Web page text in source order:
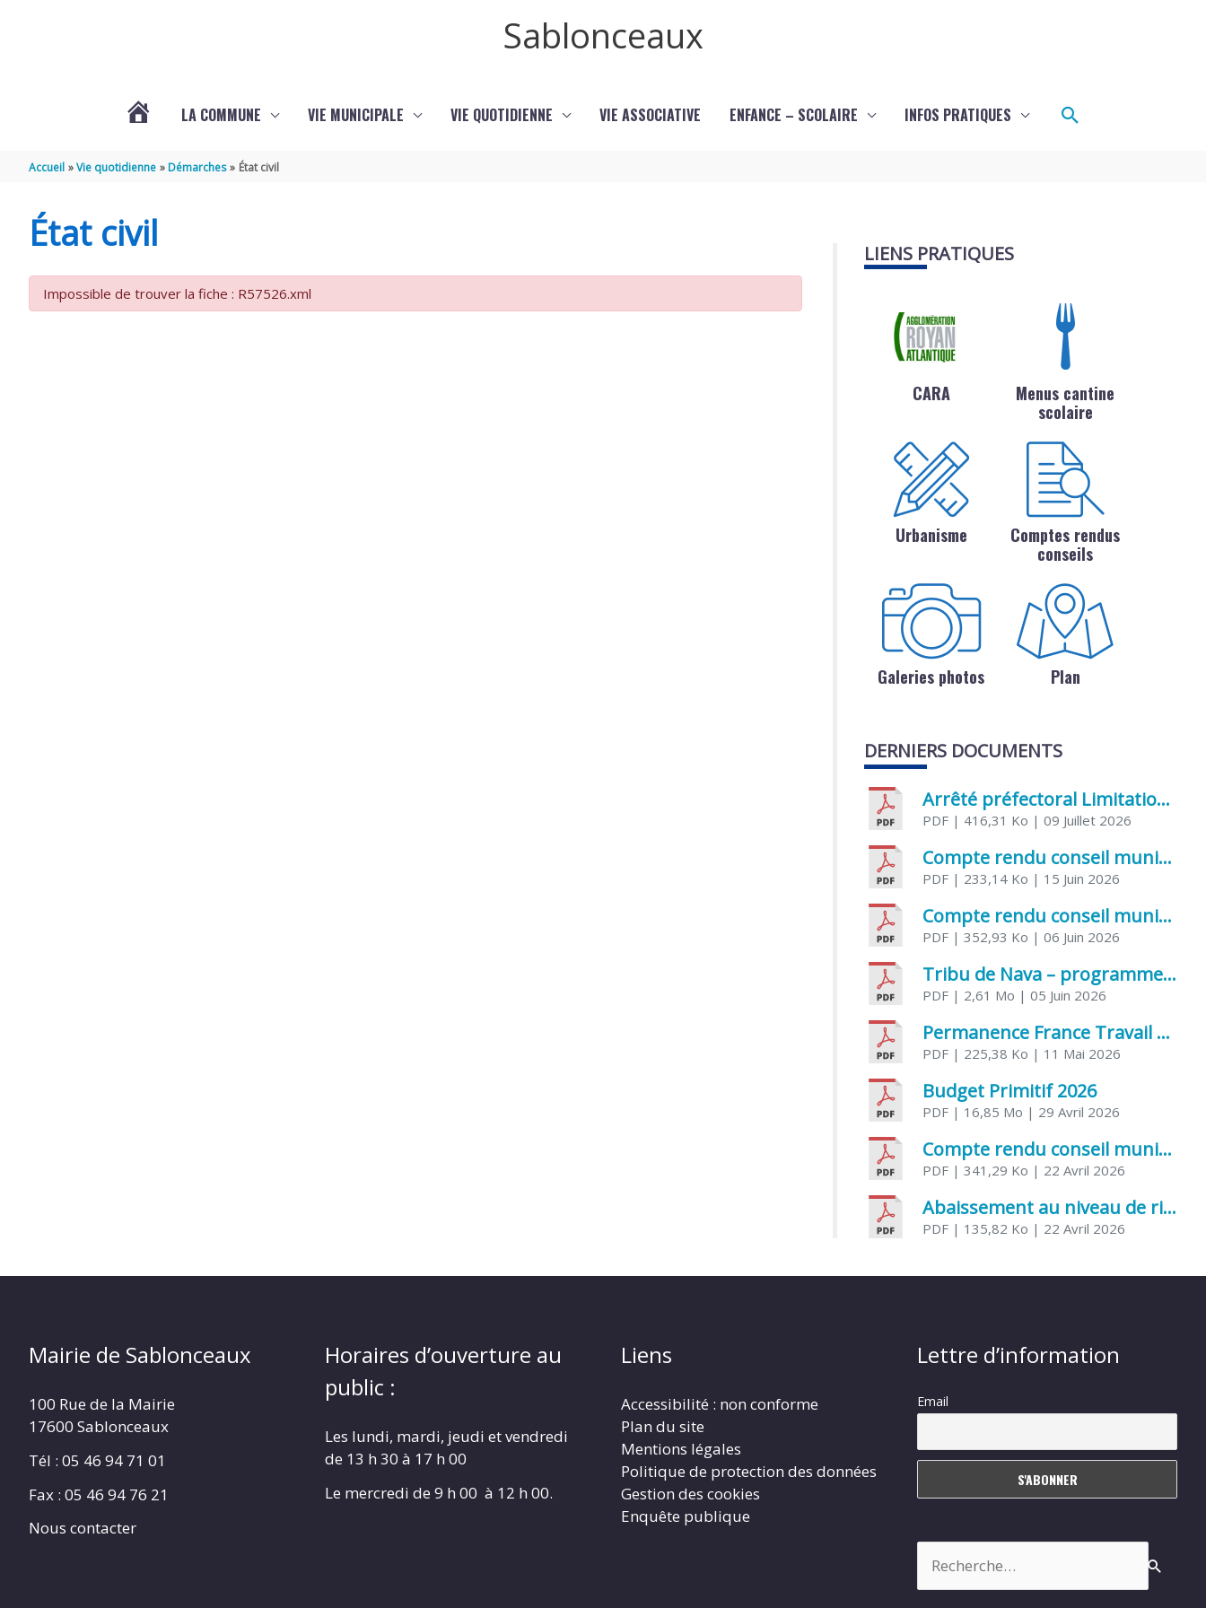
Sablonceaux
LA COMMUNE VIE MUNICIPALE VIE QUOTIDIENNE VIE ASSOCIATIVE ENFANCE – SCOLAIRE INFOS PRATIQUES Rechercher
Accueil Vie quotidienne Démarches État civil
État civil
Impossible de trouver la fiche : R57526.xml
LIENS PRATIQUES
CARA
Menus cantine
scolaire
Urbanisme
Comptes rendus
conseils
Galeries photos Plan
DERNIERS DOCUMENTS
Arrêté préfectoral Limitation provisoire des usages de l’eau
PDF | 416,31 Ko | 09 Juillet 2026
Compte rendu conseil municipal 5 juin 2026 sénatoriale
PDF | 233,14 Ko | 15 Juin 2026
Compte rendu conseil municipal – 21 avril 2026
PDF | 352,93 Ko | 06 Juin 2026
Tribu de Nava – programme et inscriptions été 2026
PDF | 2,61 Mo | 05 Juin 2026
Permanence France Travail au CCAS de Saujon Juin 2026
PDF | 225,38 Ko | 11 Mai 2026
Budget Primitif 2026
PDF | 16,85 Mo | 29 Avril 2026
Compte rendu conseil municipal – 7 avril 2026
PDF | 341,29 Ko | 22 Avril 2026
Abaissement au niveau de risque modéré de l’Influenza aviaire
PDF | 135,82 Ko | 22 Avril 2026
Mairie de Sablonceaux
100 Rue de la Mairie
17600 Sablonceaux
Tél : 05 46 94 71 01
Fax : 05 46 94 76 21
Nous contacter
Horaires d’ouverture au
public :
Les lundi, mardi, jeudi et vendredi
de 13 h 30 à 17 h 00
Le mercredi de 9 h 00 à 12 h 00.
Liens
Accessibilité : non conforme
Plan du site
Mentions légales
Politique de protection des données
Gestion des cookies
Enquête publique
Lettre d’information
Email